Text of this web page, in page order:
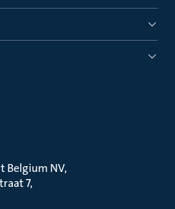
Belgium NV
7